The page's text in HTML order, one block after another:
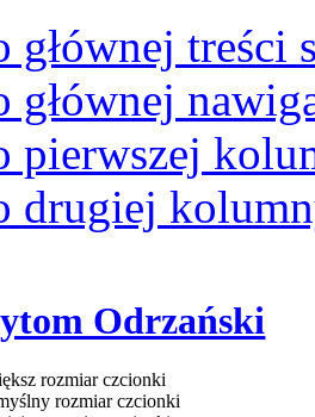
głównej treści
głównej
pierwszej
drugiej
Odrzański